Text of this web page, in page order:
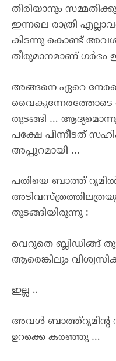
തിരിയാനും
ഇന്നലെ രാത്രി
കിടന്നു കൊണ്ട് അവൾ
തീരുമാനമാണ് ഗർഭം
അങ്ങനെ ഏറെ
തുടങ്ങി …
പക്ഷേ പിന്നീടത്
അപ്പുറമായി …
പതിയെ ബാത്ത്
തുടങ്ങിയിരുന്നു :
വെറുതെ ബ്ലിഡിങ്ങ്
ആരെങ്കിലും
ഇല്ല ..
അവൾ ബാത്ത്റൂമിന്റ
ഉറക്കെ കരഞ്ഞു …